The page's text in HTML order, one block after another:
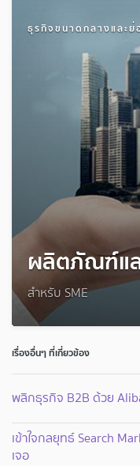
ธุรกิจขนาดกลางและย่
ผลิตภัณฑ์แล
สำหรับ SME
เรื่องอื่นๆ ที่เกี่ยวข้อง
พลิกธุรกิจ B2B ด้วย
เข้าใจกลยุทธ์ Search
เจอ